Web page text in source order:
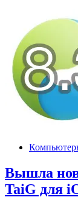
Вышла
TaiG для